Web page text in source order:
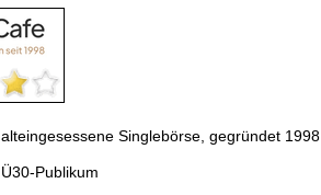
alteingesessene Singlebörse, gegründet 1998
Ü30-Publikum